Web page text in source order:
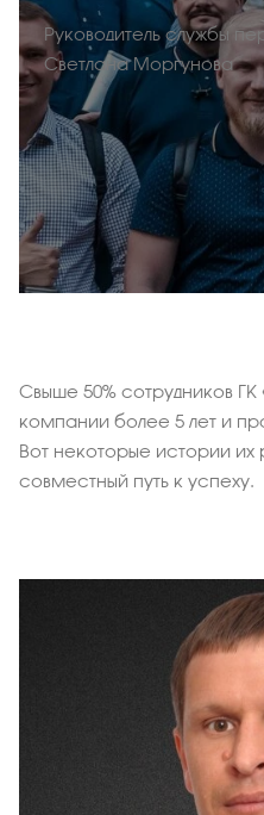
Руководитель службы
Светлана Моргунова
Свыше 50% сотрудников
компании более 5 лет и
Вот некоторые истории их
совместный путь к успеху.